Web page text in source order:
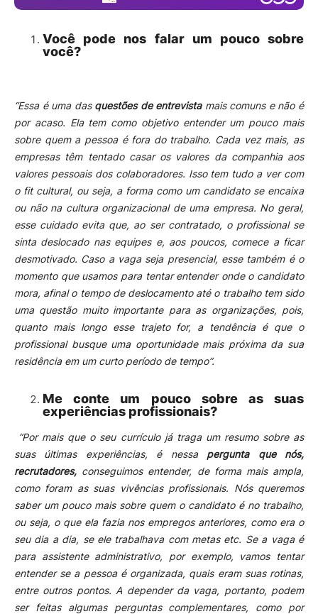
Você pode nos falar um pouco sobre
você?
“Essa é uma das questões de entrevistamais comuns e não é
por acaso. Ela tem como objetivo entender um pouco mais
sobre quem a pessoa é fora do trabalho. Cada vez mais, as
empresas têm tentado casar os valores da companhia aos
valores pessoais dos colaboradores. Isso tem tudo a ver com
o fit cultural, ou seja, a forma como um candidato se encaixa
ou não na cultura organizacional de uma empresa. No geral,
esse cuidado evita que, ao ser contratado, o profissional se
sinta deslocado nas equipes e, aos poucos, comece a ficar
desmotivado. Caso a vaga seja presencial, esse também é o
momento que usamos para tentar entender onde o candidato
mora, afinal o tempo de deslocamento até o trabalho tem sido
uma questão muito importante para as organizações, pois,
quanto mais longo esse trajeto for, a tendência é que o
profissional busque uma oportunidade mais próxima da sua
residência em um curto período de tempo”.
Me conte um pouco sobre as suas
experiências profissionais?
“Por mais que o seu currículo já traga um resumo sobre as
suas últimas experiências, é nessa pergunta que nós,
recrutadores, conseguimos entender, de forma mais ampla,
como foram as suas vivências profissionais. Nós queremos
saber um pouco mais sobre quem o candidato é no trabalho,
ou seja, o que ela fazia nos empregos anteriores, como era o
seu dia a dia, se ele trabalhava com metas etc. Se a vaga é
para assistente administrativo, por exemplo, vamos tentar
entender se a pessoa é organizada, quais eram suas rotinas,
entre outros pontos. A depender da vaga, portanto, podem
ser feitas algumas perguntas complementares, como por